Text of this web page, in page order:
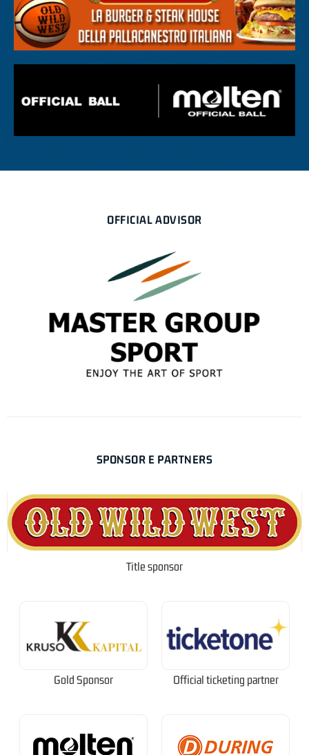
OFFICIAL ADVISOR
SPONSOR E PARTNERS
Title sponsor
Gold Sponsor Official ticketing partner